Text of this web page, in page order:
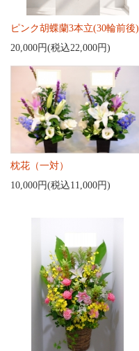
ピンク胡蝶蘭3本立(30輪前後)
20,000円(税込22,000円)
枕花（一対）
10,000円(税込11,000円)